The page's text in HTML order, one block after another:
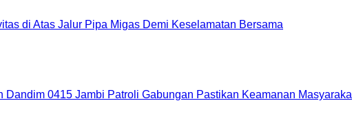
di Atas Jalur Pipa Migas Demi Keselamatan Bersama
0415 Jambi Patroli Gabungan Pastikan Keamanan Masyaraka